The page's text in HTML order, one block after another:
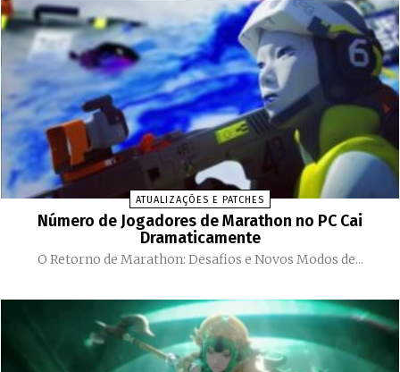
ATUALIZAÇÕES E PATCHES
Número de Jogadores de Marathon no PC Cai
Dramaticamente
O Retorno de Marathon: Desafios e Novos Modos de...